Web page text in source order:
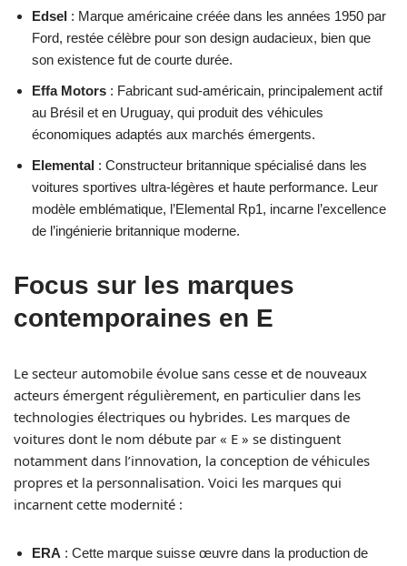
Edsel : Marque américaine créée dans les années 1950 par
Ford, restée célèbre pour son design audacieux, bien que
son existence fut de courte durée.
Effa Motors : Fabricant sud-américain, principalement actif
au Brésil et en Uruguay, qui produit des véhicules
économiques adaptés aux marchés émergents.
Elemental : Constructeur britannique spécialisé dans les
voitures sportives ultra-légères et haute performance. Leur
modèle emblématique, l’Elemental Rp1, incarne l’excellence
de l’ingénierie britannique moderne.
Focus sur les marques
contemporaines en E
Le secteur automobile évolue sans cesse et de nouveaux
acteurs émergent régulièrement, en particulier dans les
technologies électriques ou hybrides. Les marques de
voitures dont le nom débute par « E » se distinguent
notamment dans l’innovation, la conception de véhicules
propres et la personnalisation. Voici les marques qui
incarnent cette modernité :
ERA : Cette marque suisse œuvre dans la production de